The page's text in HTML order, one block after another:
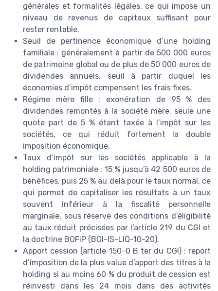
générales et formalités légales, ce qui impose un
niveau de revenus de capitaux suffisant pour
rester rentable.
Seuil de pertinence économique d’une holding
familiale : généralement à partir de 500 000 euros
de patrimoine global ou de plus de 50 000 euros de
dividendes annuels, seuil à partir duquel les
économies d’impôt compensent les frais fixes.
Régime mère fille : exonération de 95 % des
dividendes remontés à la société mère, seule une
quote part de 5 % étant taxée à l’impôt sur les
sociétés, ce qui réduit fortement la double
imposition économique.
Taux d’impôt sur les sociétés applicable à la
holding patrimoniale : 15 % jusqu’à 42 500 euros de
bénéfices, puis 25 % au delà pour le taux normal, ce
qui permet de capitaliser les résultats à un taux
souvent inférieur à la fiscalité personnelle
marginale, sous réserve des conditions d’éligibilité
au taux réduit précisées par l’article 219 du CGI et
la doctrine BOFiP (BOI-IS-LIQ-10-20).
Apport cession (article 150-0 B ter du CGI) : report
d’imposition de la plus value d’apport des titres à la
holding si au moins 60 % du produit de cession est
réinvesti dans les 24 mois dans des activités